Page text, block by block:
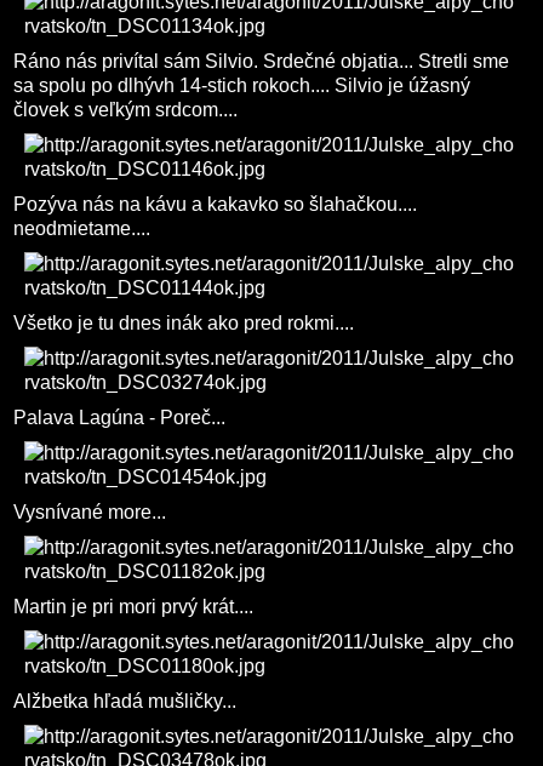
Ráno nás privítal sám Silvio. Srdečné objatia... Stretli sme
sa spolu po dlhývh 14-stich rokoch.... Silvio je úžasný
človek s veľkým srdcom....
Pozýva nás na kávu a kakavko so šlahačkou....
neodmietame....
Všetko je tu dnes inák ako pred rokmi....
Palava Lagúna - Poreč...
Vysnívané more...
Martin je pri mori prvý krát....
Alžbetka hľadá mušličky...